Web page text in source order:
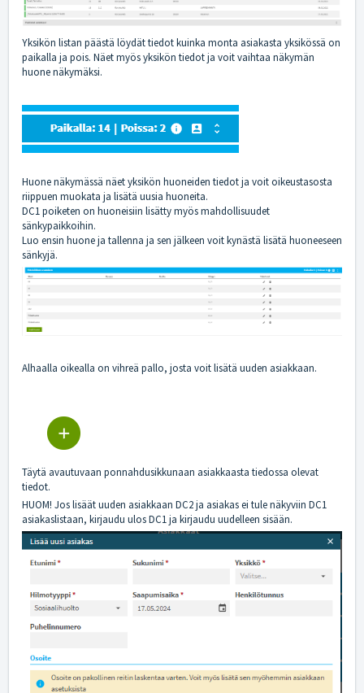
Yksikön listan päästä löydät tiedot kuinka monta asiakasta yksikössä on
paikalla ja pois. Näet myös yksikön tiedot ja voit vaihtaa näkymän
huone näkymäksi.
Huone näkymässä näet yksikön huoneiden tiedot ja voit oikeustasosta
riippuen muokata ja lisätä uusia huoneita.
DC1 poiketen on huoneisiin lisätty myös mahdollisuudet
sänkypaikkoihin.
Luo ensin huone ja tallenna ja sen jälkeen voit kynästä lisätä huoneeseen
sänkyjä.
Alhaalla oikealla on vihreä pallo, josta voit lisätä uuden asiakkaan.
Täytä avautuvaan ponnahdusikkunaan asiakkaasta tiedossa olevat
tiedot.
HUOM! Jos lisäät uuden asiakkaan DC2 ja asiakas ei tule näkyviin DC1
asiakaslistaan, kirjaudu ulos DC1 ja kirjaudu uudelleen sisään.